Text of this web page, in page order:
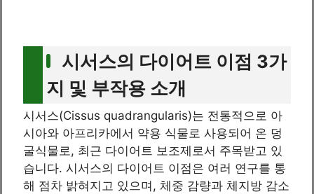
시서스의 다이어트 이점 3가
지 및 부작용 소개
시서스(Cissus quadrangularis)는 전통적으로 아
시아와 아프리카에서 약용 식물로 사용되어 온 덩
굴식물로, 최근 다이어트 보조제로서 주목받고 있
습니다. 시서스의 다이어트 이점은 여러 연구를 통
해 점차 밝혀지고 있으며, 체중 감량과 체지방 감소